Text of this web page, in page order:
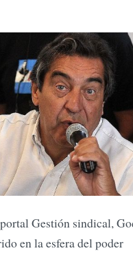
Gestión sindical,
en la esfera del poder